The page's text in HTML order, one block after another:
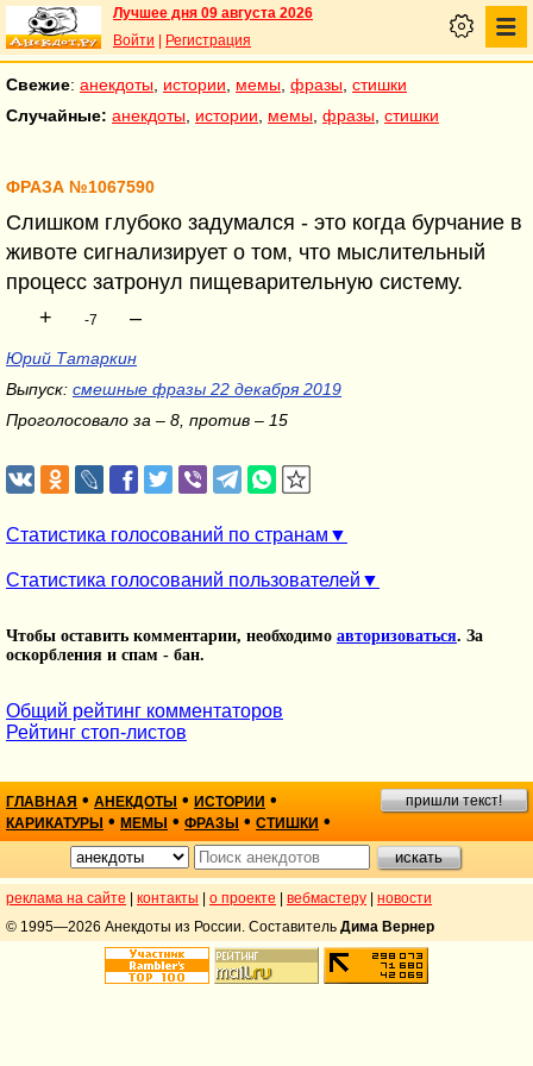
Лучшее дня 09 августа 2026
Войти
Регистрация
Свежие: анекдоты истории мемы фразы стишки
Случайные: анекдоты истории мемы фразы стишки
ФРАЗА №1067590
Слишком глубоко задумался - это когда бурчание в
животе сигнализирует о том, что мыслительный
процесс затронул пищеварительную систему.
+
-7 –
Юрий Татаркин
Выпуск: смешные фразы 22 декабря 2019
Проголосовало за – 8, против – 15
Статистика голосований по странам
Статистика голосований пользователей
Чтобы оставить комментарии, необходимо авторизоваться. За
оскорбления и спам - бан.
Общий рейтинг комментаторов
Рейтинг стоп-листов
ГЛАВНАЯ • АНЕКДОТЫ • ИСТОРИИ •
КАРИКАТУРЫ • МЕМЫ • ФРАЗЫ • СТИШКИ •
пришли текст!
реклама на сайте контакты о проекте вебмастеру
новости
© 1995—2026 Анекдоты из России. Составитель Дима Вернер